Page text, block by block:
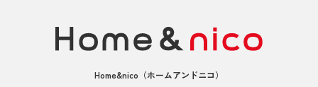
Home&nico （ホームアンドニコ）